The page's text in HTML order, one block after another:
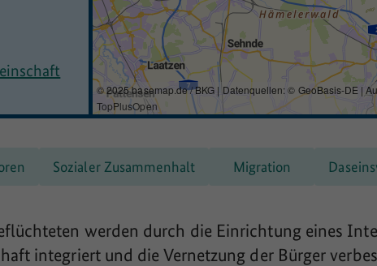
© 2025 basemap.de / BKG | Datenquellen: © GeoBasis-DE |
TopPlusOpen
Sozialer Zusammenhalt Migration
werden durch die Einrichtung eines
integriert und die Vernetzung der Bürger